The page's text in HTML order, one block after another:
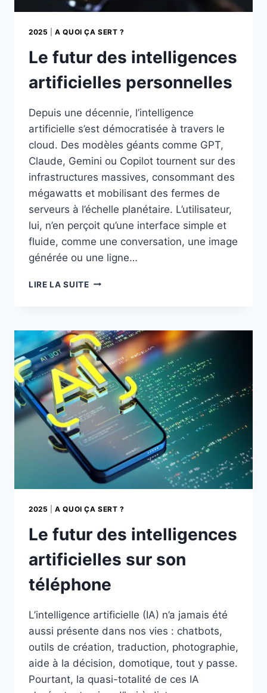
2025 |A QUOI ÇA SERT ?
Le futur des intelligences
artificielles personnelles
Depuis une décennie, l’intelligence
artificielle s’est démocratisée à travers le
cloud. Des modèles géants comme GPT,
Claude, Gemini ou Copilot tournent sur des
infrastructures massives, consommant des
mégawatts et mobilisant des fermes de
serveurs à l’échelle planétaire. L’utilisateur,
lui, n’en perçoit qu’une interface simple et
fluide, comme une conversation, une image
générée ou une ligne…
LIRE LA SUITELE
ARTIFICIELLES
PERSONNELLES
2025 |A QUOI ÇA SERT ?
Le futur des intelligences
artificielles sur son
téléphone
L’intelligence artificielle (IA) n’a jamais été
aussi présente dans nos vies : chatbots,
outils de création, traduction, photographie,
aide à la décision, domotique, tout y passe.
Pourtant, la quasi-totalité de ces IA